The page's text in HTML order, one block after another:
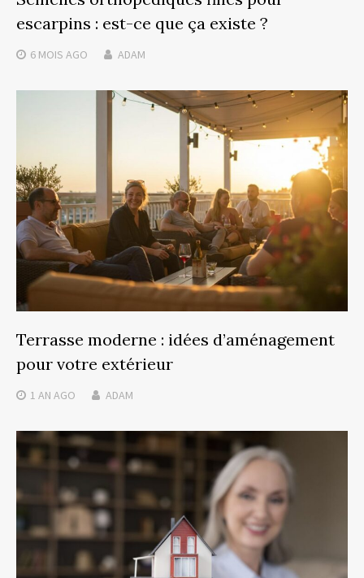
escarpins : est-ce que ça existe ?
6 MOIS AGO ADAM
Terrasse moderne : idées d’aménagement
pour votre extérieur
1 AN AGO ADAM